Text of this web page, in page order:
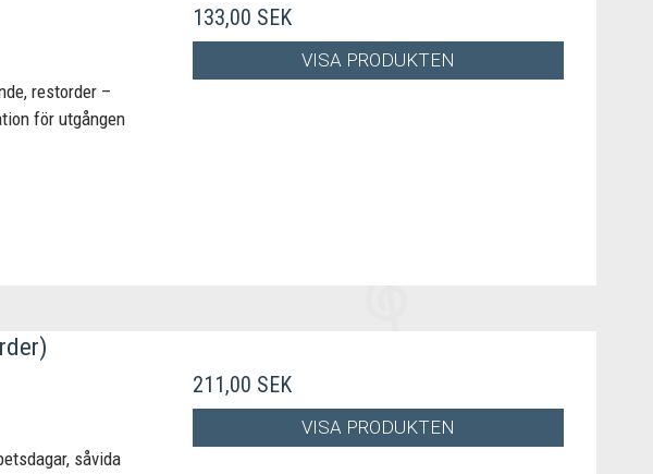
restorder –
för utgången
133,00 SEK
VISA PRODUKTEN
såvida
211,00 SEK
VISA PRODUKTEN